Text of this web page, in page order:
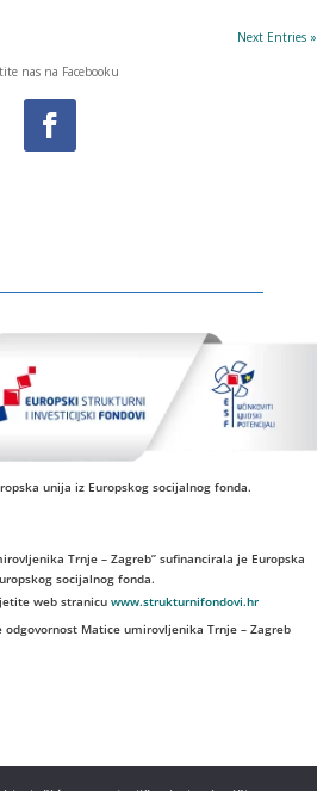
Next Entries »
nas na Facebooku
unija iz Europskog socijalnog fonda.
Trnje – Zagreb” sufinancirala je Europska
socijalnog fonda.
web stranicu www.strukturnifondovi.hr
Matice umirovljenika Trnje – Zagreb